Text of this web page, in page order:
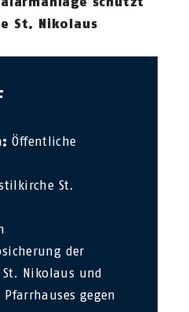
St. Nikolaus
Öffentliche
St.
der
Nikolaus und
gegen